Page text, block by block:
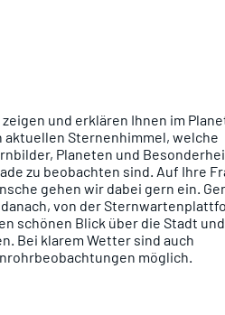
zeigen und erklären Ihnen im
aktuellen Sternenhimmel, welche
Planeten und
zu beobachten sind. Auf Ihre
gehen wir dabei gern ein.
von der
schönen Blick über die Stadt
Bei klarem Wetter sind auch
möglich.